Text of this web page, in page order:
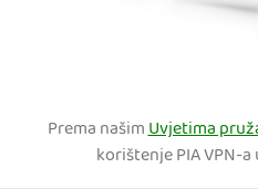
Prema našimUvjetima
korištenje PIA VPN-